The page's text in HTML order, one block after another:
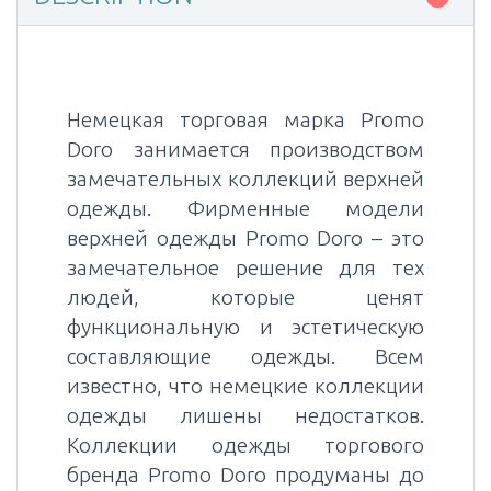
Немецкая торговая марка Promo
Doro занимается производством
замечательных коллекций верхней
одежды. Фирменные модели
верхней одежды Promo Doro – это
замечательное решение для тех
людей, которые ценят
функциональную и эстетическую
составляющие одежды. Всем
известно, что немецкие коллекции
одежды лишены недостатков.
Коллекции одежды торгового
бренда Promo Doro продуманы до